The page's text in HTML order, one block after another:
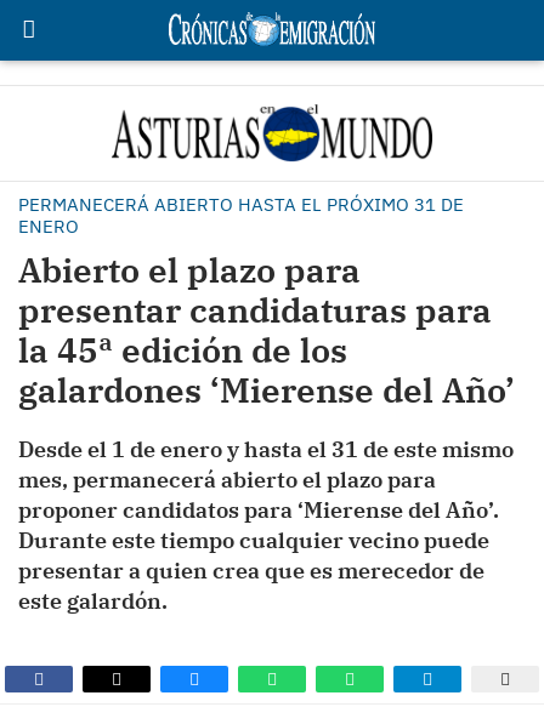
PERMANECERÁ ABIERTO HASTA EL PRÓXIMO 31 DE
ENERO
Abierto el plazo para
presentar candidaturas para
la 45ª edición de los
galardones ‘Mierense del Año’
Desde el 1 de enero y hasta el 31 de este mismo
mes, permanecerá abierto el plazo para
proponer candidatos para ‘Mierense del Año’.
Durante este tiempo cualquier vecino puede
presentar a quien crea que es merecedor de
este galardón.